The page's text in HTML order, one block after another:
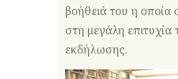
βοήθειά του η οποία
στη μεγάλη επιτυχία
εκδήλωσης.